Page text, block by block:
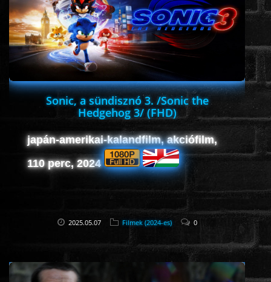
Sonic, a sündisznó 3. /Sonic the
Hedgehog 3/ (FHD)
japán-amerikai-kalandfilm, akciófilm,
110 perc, 2024
2025.05.07 Filmek (2024-es) 0